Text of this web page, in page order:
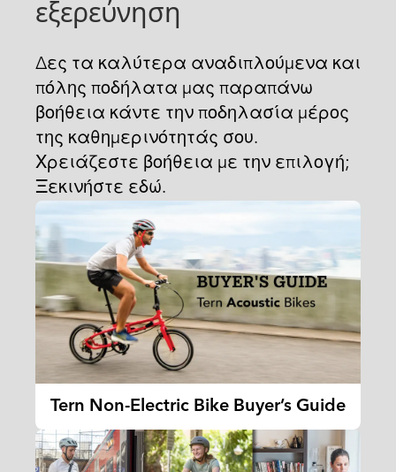
εξερεύνηση
Δες τα καλύτερα αναδιπλούμενα και
πόλης ποδήλατα μας παραπάνω
βοήθεια κάντε την ποδηλασία μέρος
της καθημερινότητάς σου.
Χρειάζεστε βοήθεια με την επιλογή;
Ξεκινήστε εδώ.
Tern Non-Electric Bike Buyer’s Guide